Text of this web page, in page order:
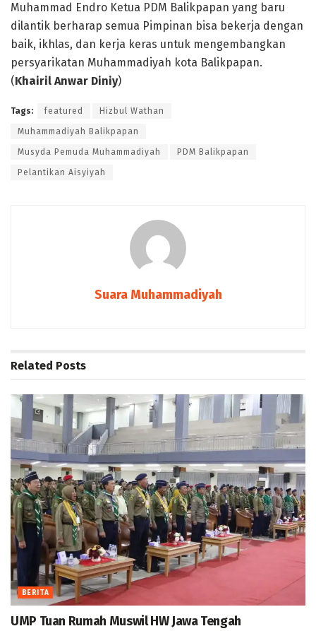
Muhammad Endro Ketua PDM Balikpapan yang baru
dilantik berharap semua Pimpinan bisa bekerja dengan
baik, ikhlas, dan kerja keras untuk mengembangkan
persyarikatan Muhammadiyah kota Balikpapan.
(Khairil Anwar Diniy)
Tags: featured Hizbul Wathan
Muhammadiyah Balikpapan
Musyda Pemuda Muhammadiyah PDM Balikpapan
Pelantikan Aisyiyah
Suara Muhammadiyah
Related Posts
BERITA
UMP Tuan Rumah Muswil HW Jawa Tengah